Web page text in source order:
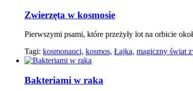
Zwierzęta w kosmosie
Pierwszymi psami, które przeżyły lot na orbicie
Tagi: kosmonauci, kosmos, Łajka, magiczny świat
Bakteriami w raka